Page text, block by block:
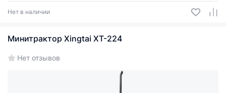
Нет в наличии
Минитрактор Xingtai ХТ-224
Нет отзывов